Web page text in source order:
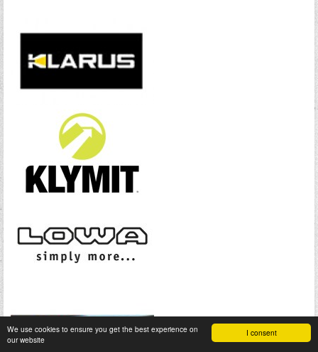
I consent
We use cookies to ensure you get the best experience on
our website